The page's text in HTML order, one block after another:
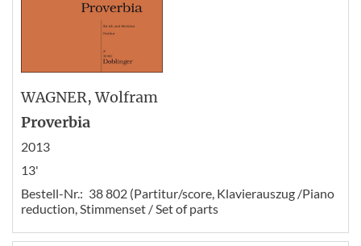
WAGNER, Wolfram
Proverbia
2013
13'
Bestell-Nr.: 38 802 (Partitur/score, Klavierauszug /Piano
reduction, Stimmenset / Set of parts